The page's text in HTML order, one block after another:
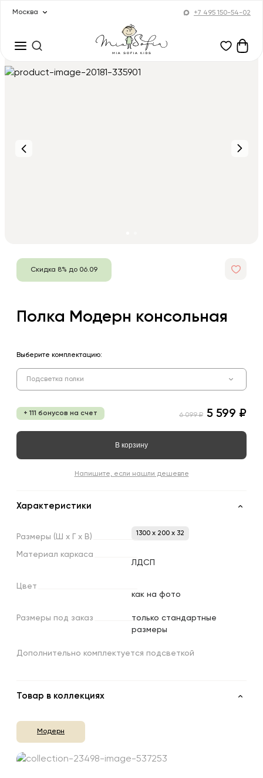
Москва +7 495 150-54-02
Скидка 8% до 06.09
Полка Модерн консольная
Выберите комплектацию:
Подсветка полки
+ 111 бонусов на счет 6 099 ₽ 5 599 ₽
В корзину
Напишите, если нашли дешевле
Характеристики
Размеры (Ш х х В) 1300 x 200 x 32
Материал каркаса
ЛДСП
Цвет
как на фото
Размеры под заказ
только стандартные
размеры
Дополнительно комплектуется подсветкой
Товар в коллекциях
Модерн